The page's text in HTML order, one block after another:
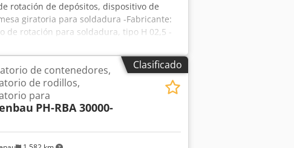
rotación de depósitos, dispositivo de
giratoria para soldadura -Fabricante:
de rotación para soldadura, tipo H 02,5 -
Ø 320 x 950 mm -Velocidad de
-Unidad de control: con control
el transporte: 1150/1105/A550 mm /
Clasificado
de contenedores,
de rodillos,
para
PH-RBA 30000-